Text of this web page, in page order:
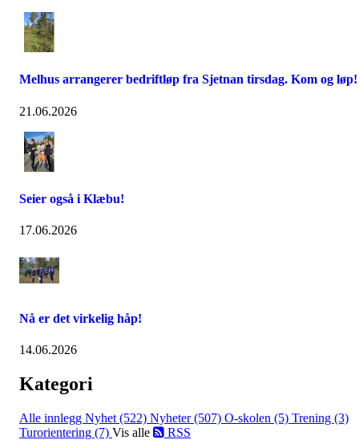
Melhus arrangerer bedriftløp fra Sjetnan tirsdag. Kom og løp!
21.06.2026
Seier også i Klæbu!
17.06.2026
Nå er det virkelig håp!
14.06.2026
Kategori
Alle innlegg Nyhet (522) Nyheter (507) O-skolen (5) Trening (3)
Turorientering (7) Vis alle RSS